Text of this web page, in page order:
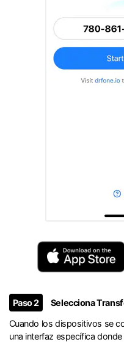
󠀰Paso 2
Selecciona
󠀰Cuando los dispositivos se
una interfaz específica